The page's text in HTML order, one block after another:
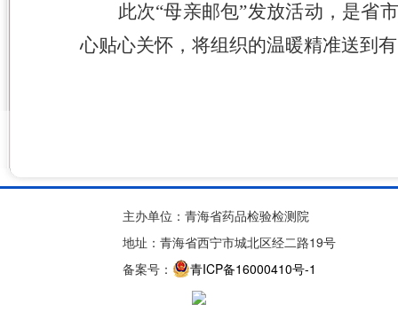
此次“母亲邮包”发放活动，是省
心贴心关怀，将组织的温暖精准送到
主办单位：青海省药品检验检测院
地址：青海省西宁市城北区经二路19号
备案号：
青ICP备16000410号-1